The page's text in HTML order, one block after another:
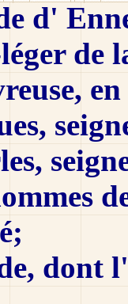
d'
de
dont